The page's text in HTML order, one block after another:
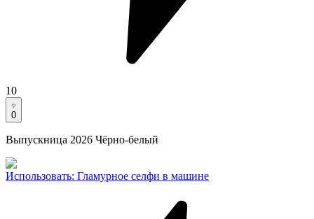
10
0
Выпускница 2026 Чёрно-белый
Использовать: Гламурное селфи в машине